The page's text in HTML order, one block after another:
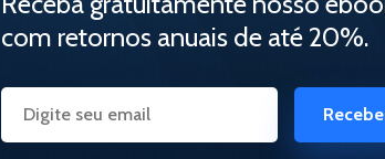
com retornos anuais de até 20%.